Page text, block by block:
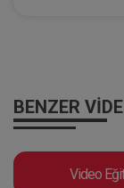
BENZER
Video